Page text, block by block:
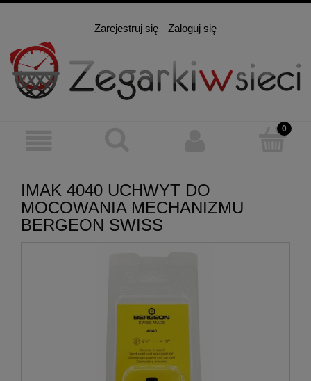
Zarejestruj się Zaloguj się
IMAK 4040 UCHWYT DO
MOCOWANIA MECHANIZMU
BERGEON SWISS